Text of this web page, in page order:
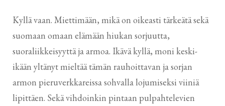
Kyllä vaan. Miettimään, mikä on oikeasti tärkeätä sekä
suomaan omaan elämään hiukan sorjuutta,
suoraliikkeisyyttä ja armoa. Ikävä kyllä, moni keski-
ikään yltänyt mieltää tämän rauhoittavan ja sorjan
armon pieruverkkareissa sohvalla lojumiseksi viiniä
lipittäen. Sekä vihdoinkin pintaan pulpahtelevien